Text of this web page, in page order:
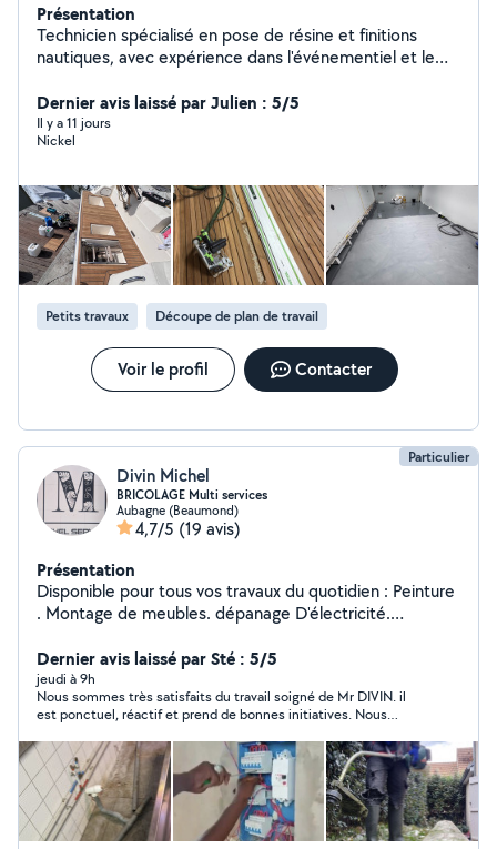
Présentation
Technicien spécialisé en pose de résine et finitions
nautiques, avec expérience dans l'événementiel et le
détails, je propose un travail propre et soigné.
Disponible pour différents projets, avec déplacement
possible selon la demande.
Dernier avis laissé par Julien : 5/5
Il y a 11 jours
Nickel
Petits travaux Découpe de plan de travail
Voir le profil Contacter
Particulier
Divin Michel
BRICOLAGE Multi services
Aubagne (Beaumond)
4,7/5 (19 avis)
Présentation
Disponible pour tous vos travaux du quotidien : Peinture
. Montage de meubles. dépanage D'électricité.
de cloison. Réaménagement intérieur et exterieur. .
Jardinage. Avec un travail soigné ; fiable et créatif je
reste à votre disposition, n'hésitez pas à me contacter .
Dernier avis laissé par Sté : 5/5
jeudi à 9h
Nous sommes très satisfaits du travail soigné de Mr DIVIN. il
est ponctuel, réactif et prend de bonnes initiatives. Nous